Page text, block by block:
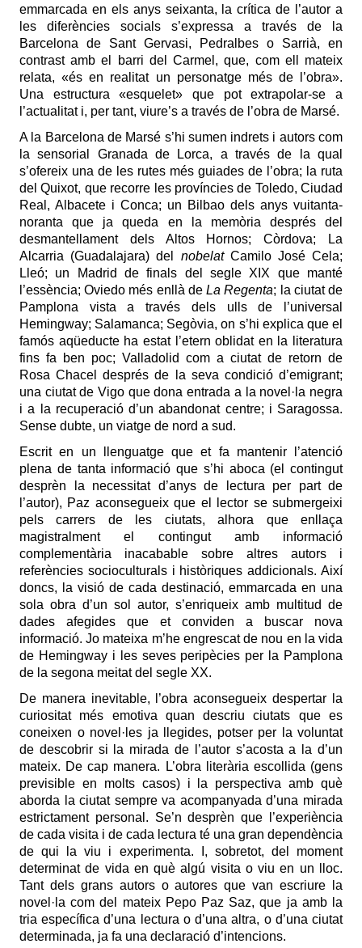
emmarcada en els anys seixanta, la crítica de l’autor a
les diferències socials s’expressa a través de la
Barcelona de Sant Gervasi, Pedralbes o Sarrià, en
contrast amb el barri del Carmel, que, com ell mateix
relata, «és en realitat un personatge més de l’obra».
Una estructura «esquelet» que pot extrapolar-se a
l’actualitat i, per tant, viure’s a través de l’obra de Marsé.
A la Barcelona de Marsé s’hi sumen indrets i autors com
la sensorial Granada de Lorca, a través de la qual
s’ofereix una de les rutes més guiades de l’obra; la ruta
del Quixot, que recorre les províncies de Toledo, Ciudad
Real, Albacete i Conca; un Bilbao dels anys vuitanta-
noranta que ja queda en la memòria després del
desmantellament dels Altos Hornos; Còrdova; La
Alcarria (Guadalajara) del nobelatCamilo José Cela;
Lleó; un Madrid de finals del segle XIX que manté
l’essència; Oviedo més enllà deLa Regenta; la ciutat de
Pamplona vista a través dels ulls de l’universal
Hemingway; Salamanca; Segòvia, on s’hi explica que el
famós aqüeducte ha estat l’etern oblidat en la literatura
fins fa ben poc; Valladolid com a ciutat de retorn de
Rosa Chacel després de la seva condició d’emigrant;
una ciutat de Vigo que dona entrada a la novel·la negra
i a la recuperació d’un abandonat centre; i Saragossa.
Sense dubte, un viatge de nord a sud.
Escrit en un llenguatge que et fa mantenir l’atenció
plena de tanta informació que s’hi aboca (el contingut
desprèn la necessitat d’anys de lectura per part de
l’autor), Paz aconsegueix que el lector se submergeixi
pels carrers de les ciutats, alhora que enllaça
magistralment el contingut amb informació
complementària inacabable sobre altres autors i
referències socioculturals i històriques addicionals. Així
doncs, la visió de cada destinació, emmarcada en una
sola obra d’un sol autor, s’enriqueix amb multitud de
dades afegides que et conviden a buscar nova
informació. Jo mateixa m’he engrescat de nou en la vida
de Hemingway i les seves peripècies per la Pamplona
de la segona meitat del segle XX.
De manera inevitable, l’obra aconsegueix despertar la
curiositat més emotiva quan descriu ciutats que es
coneixen o novel·les ja llegides, potser per la voluntat
de descobrir si la mirada de l’autor s’acosta a la d’un
mateix. De cap manera. L’obra literària escollida (gens
previsible en molts casos) i la perspectiva amb què
aborda la ciutat sempre va acompanyada d’una mirada
estrictament personal. Se’n desprèn que l’experiència
de cada visita i de cada lectura té una gran dependència
de qui la viu i experimenta. I, sobretot, del moment
determinat de vida en què algú visita o viu en un lloc.
Tant dels grans autors o autores que van escriure la
novel·la com del mateix Pepo Paz Saz, que ja amb la
tria específica d’una lectura o d’una altra, o d’una ciutat
determinada, ja fa una declaració d’intencions.